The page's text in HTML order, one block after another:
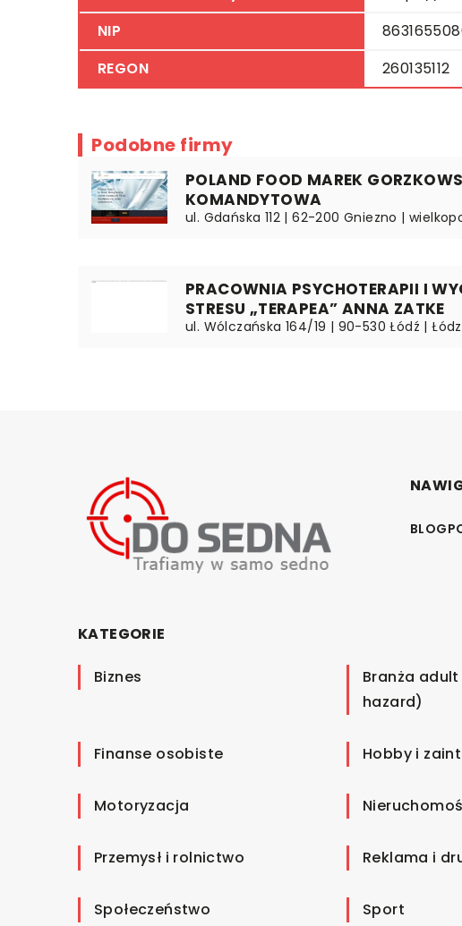
NIP
REGON
260135112
Podobne firmy
POLAND FOOD MAREK
KOMANDYTOWA
ul. Gdańska 112 | 62-200 Gniezno |
PRACOWNIA PSYCHOTERAPII I
STRESU „TERAPEA” ANNA ZATKE
ul. Wólczańska 164/19 | 90-530 Łódź |
BLOG
KATEGORIE
Biznes
Branża
hazard)
Finanse osobiste Hobby i
Motoryzacja
Przemysł i rolnictwo Reklama i
Społeczeństwo Sport